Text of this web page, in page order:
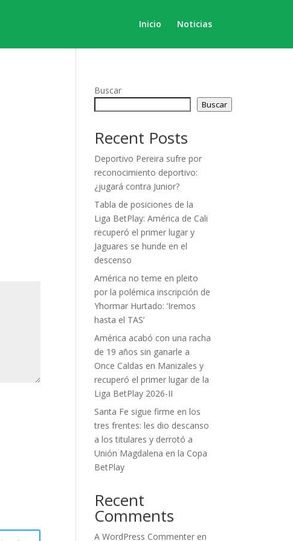
Inicio Noticias
Buscar
Buscar
Recent Posts
Deportivo Pereira sufre por
reconocimiento deportivo:
¿jugará contra Junior?
Tabla de posiciones de la
Liga BetPlay: América de Cali
recuperó el primer lugar y
Jaguares se hunde en el
descenso
América no teme en pleito
por la polémica inscripción de
Yhormar Hurtado: ‘Iremos
hasta el TAS’
América acabó con una racha
de 19 años sin ganarle a
Once Caldas en Manizales y
recuperó el primer lugar de la
Liga BetPlay 2026-II
Santa Fe sigue firme en los
tres frentes: les dio descanso
a los titulares y derrotó a
Unión Magdalena en la Copa
BetPlay
Recent
Comments
A WordPress Commenter en